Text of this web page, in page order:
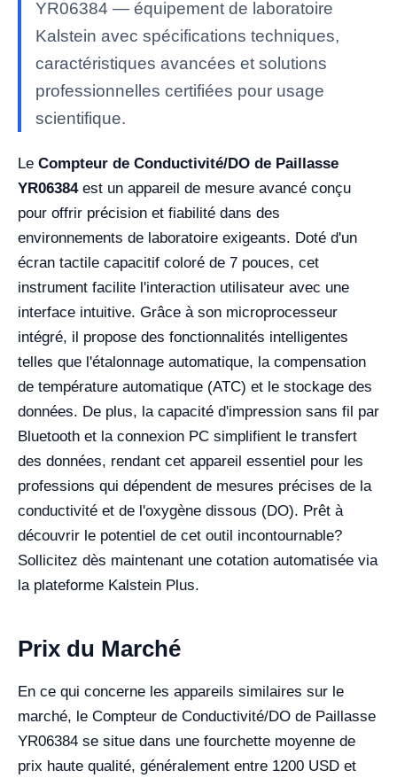
YR06384 — équipement de laboratoire
Kalstein avec spécifications techniques,
caractéristiques avancées et solutions
professionnelles certifiées pour usage
scientifique.
Le Compteur de Conductivité/DO de Paillasse
YR06384est un appareil de mesure avancé conçu
pour offrir précision et fiabilité dans des
environnements de laboratoire exigeants. Doté d'un
écran tactile capacitif coloré de 7 pouces, cet
instrument facilite l'interaction utilisateur avec une
interface intuitive. Grâce à son microprocesseur
intégré, il propose des fonctionnalités intelligentes
telles que l'étalonnage automatique, la compensation
de température automatique (ATC) et le stockage des
données. De plus, la capacité d'impression sans fil par
Bluetooth et la connexion PC simplifient le transfert
des données, rendant cet appareil essentiel pour les
professions qui dépendent de mesures précises de la
conductivité et de l'oxygène dissous (DO). Prêt à
découvrir le potentiel de cet outil incontournable?
Sollicitez dès maintenant une cotation automatisée via
la plateforme Kalstein Plus.
Prix du Marché
En ce qui concerne les appareils similaires sur le
marché, le Compteur de Conductivité/DO de Paillasse
YR06384 se situe dans une fourchette moyenne de
prix haute qualité, généralement entre 1200 USD et